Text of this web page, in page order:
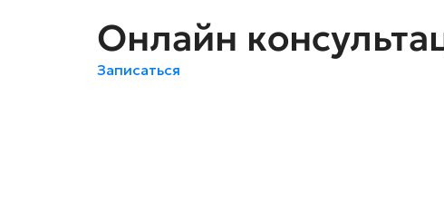
Онлайн
Записаться